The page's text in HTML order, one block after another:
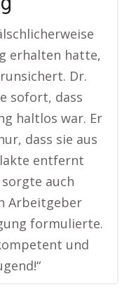
erhalten hatte,
Dr.
sofort, dass
haltlos war. Er
dass sie aus
entfernt
auch
Arbeitgeber
formulierte.
und